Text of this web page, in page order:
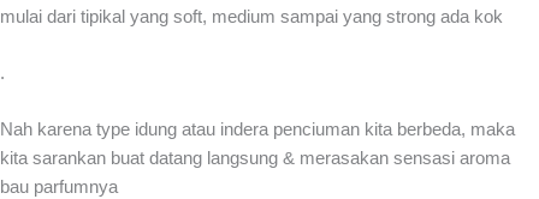
mulai dari tipikal yang soft, medium sampai yang strong ada kok
.
Nah karena type idung atau indera penciuman kita berbeda, maka
kita sarankan buat datang langsung & merasakan sensasi aroma
bau parfumnya